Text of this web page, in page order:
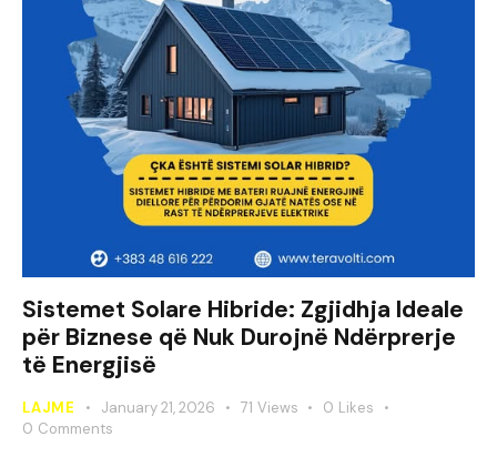
Sistemet Solare Hibride: Zgjidhja Ideale
për Biznese që Nuk Durojnë Ndërprerje
të Energjisë
LAJME January 21, 2026 71 Views 0 Likes
0 Comments